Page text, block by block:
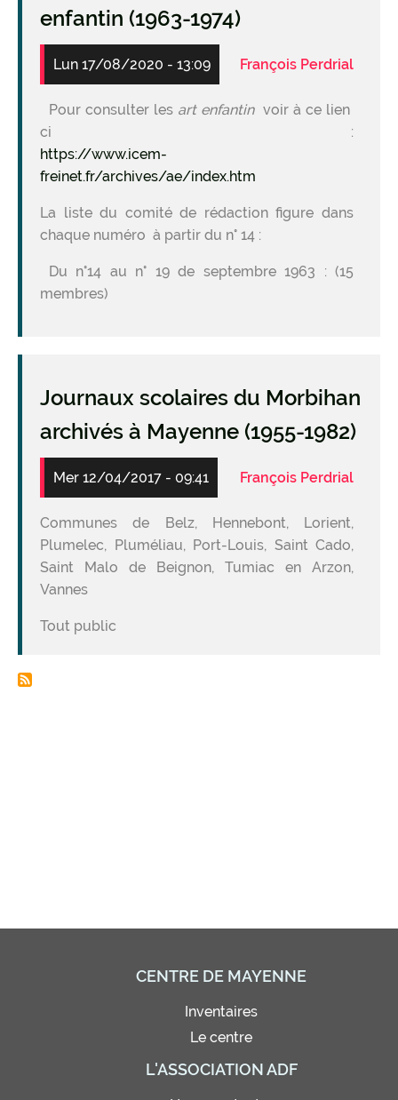
enfantin (1963-1974)
Lun 17/08/2020 - 13:09 François Perdrial
Pour consulter les art enfantinvoir à ce lien
ci :
https://www.icem-
freinet.fr/archives/ae/index.htm
La liste du comité de rédaction figure dans
chaque numéro à partir du n° 14 :
Du n°14 au n° 19 de septembre 1963 : (15
membres)
Journaux scolaires du Morbihan
archivés à Mayenne (1955-1982)
Mer 12/04/2017 - 09:41 François Perdrial
Communes de Belz, Hennebont, Lorient,
Plumelec, Pluméliau, Port-Louis, Saint Cado,
Saint Malo de Beignon, Tumiac en Arzon,
Vannes
Tout public
CENTRE DE MAYENNE
Inventaires
Le centre
L'ASSOCIATION ADF